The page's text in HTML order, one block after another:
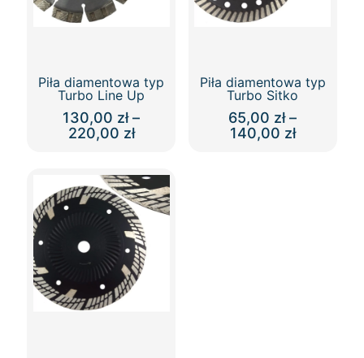
Piła diamentowa typ
Turbo Line Up
130,00 zł –
220,00 złZakres
130,00 zł
do
220,00 zł
ma
wiele
wariantów.
Opcje
można
wybrać
na
stronie
produktu
Piła diamentowa typ
Turbo Sitko
65,00 zł –
140,00 złZakres